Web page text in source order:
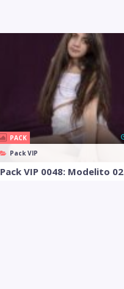
PACK
Pack VIP
Pack VIP 0048: Modelito 02